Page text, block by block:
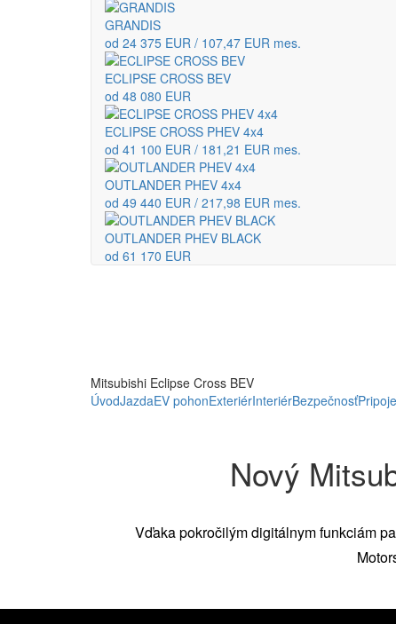
GRANDIS
od 24 375 EUR / 107,47 EUR mes.
ECLIPSE CROSS BEV
od 48 080 EUR
ECLIPSE CROSS PHEV 4x4
od 41 100 EUR / 181,21 EUR mes.
OUTLANDER PHEV 4x4
od 49 440 EUR / 217,98 EUR mes.
OUTLANDER PHEV BLACK
od 61 170 EUR
Mitsubishi Eclipse Cross BEV
ÚvodJazdaEV pohonExteriérInteriérBezpečnosť
Nový
Vďaka pokročilým digitálnym funkciám